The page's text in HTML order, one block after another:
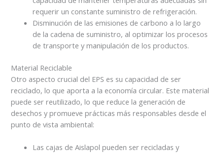
requerir un constante suministro de refrigeración.
Disminución de las emisiones de carbono a lo largo
de la cadena de suministro, al optimizar los procesos
de transporte y manipulación de los productos.
Material Reciclable
Otro aspecto crucial del EPS es su capacidad de ser
reciclado, lo que aporta a la economía circular. Este material
puede ser reutilizado, lo que reduce la generación de
desechos y promueve prácticas más responsables desde el
punto de vista ambiental:
Las cajas de Aislapol pueden ser recicladas y